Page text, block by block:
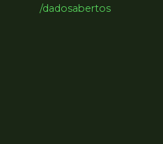
/dadosabertos